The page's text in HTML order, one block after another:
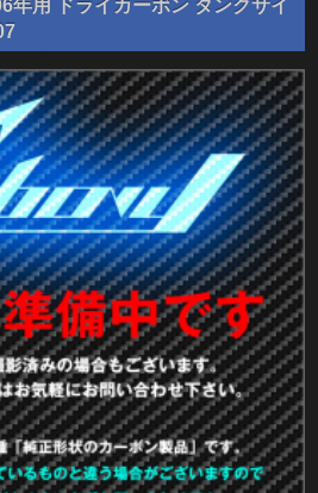
年用 ドライカーボン タンクサイ